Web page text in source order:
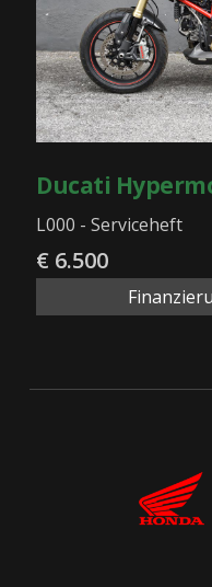
Ducati
L000 - Serviceheft
€ 6.500